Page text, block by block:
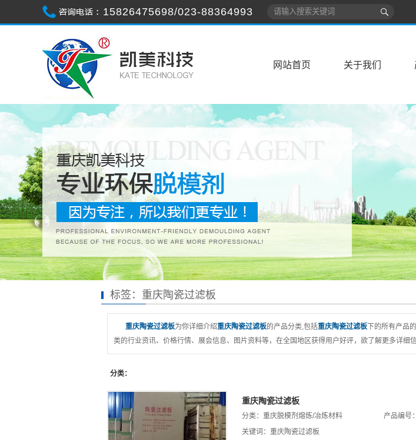
15826475698/023-88364993
网站首页 关于我们
标签：重庆陶瓷过滤板
重庆陶瓷过滤板为你详细介绍重庆陶瓷过滤板的产品分类,包括重庆陶瓷过滤板 下的所有产品
类的行业资讯、价格行情、展会信息、图片资料等，在全国地区获得用户好评，欲了解更多详细
分类：
重庆陶瓷过滤板
分类： 重庆脱模剂熔炼/冶炼材料 产品编号
关键词： 重庆陶瓷过滤板